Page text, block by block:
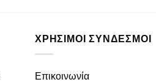
ΧΡΗΣΙΜΟΙ ΣΥΝΔΕΣΜΟΙ
Επικοινωνία